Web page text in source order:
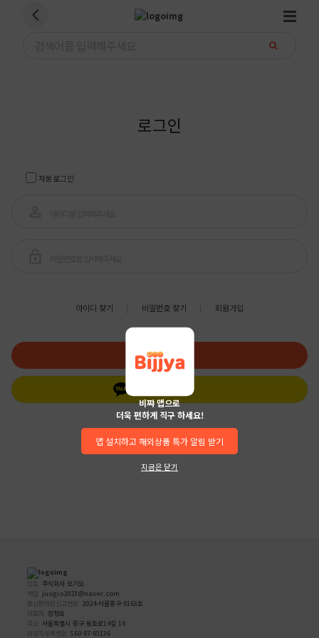
로그인
자동로그인
아이디 찾기 비밀번호 찾기 회원가입
로그인
상호 주식회사 오기오
메일
juogio2023@naver.com
통신판매업신고번호 2024-서울중구-0163호
대표자 장청호
주소 서울특별시 중구 동호로14길 19
사업자등록번호 560-87-03136
비쨔 앱으로
더욱 편하게 직구 하세요!
앱 설치하고 해외상품 특가 알림 받기
지금은 닫기